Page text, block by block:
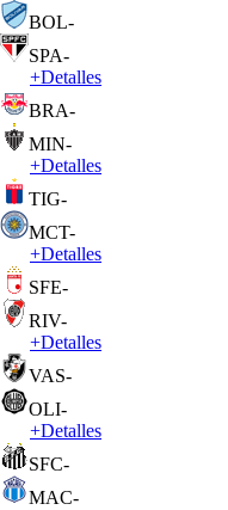
BOL-
SPA-
+Detalles
BRA-
MIN-
+Detalles
TIG-
MCT-
+Detalles
SFE-
RIV-
+Detalles
VAS-
OLI-
+Detalles
SFC-
MAC-